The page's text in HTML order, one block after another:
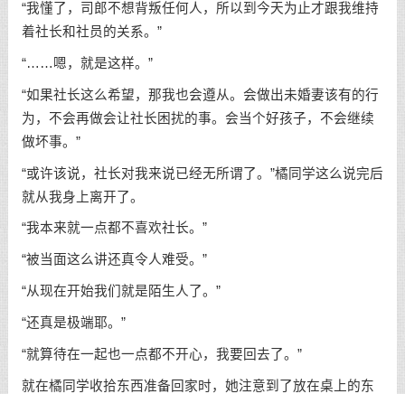
“我懂了，司郎不想背叛任何人，所以到今天为止才跟我维持
着社长和社员的关系。”
“……嗯，就是这样。”
“如果社长这么希望，那我也会遵从。会做出未婚妻该有的行
为，不会再做会让社长困扰的事。会当个好孩子，不会继续
做坏事。”
“或许该说，社长对我来说已经无所谓了。”橘同学这么说完后
就从我身上离开了。
“我本来就一点都不喜欢社长。”
“被当面这么讲还真令人难受。”
“从现在开始我们就是陌生人了。”
“还真是极端耶。”
“就算待在一起也一点都不开心，我要回去了。”
就在橘同学收拾东西准备回家时，她注意到了放在桌上的东